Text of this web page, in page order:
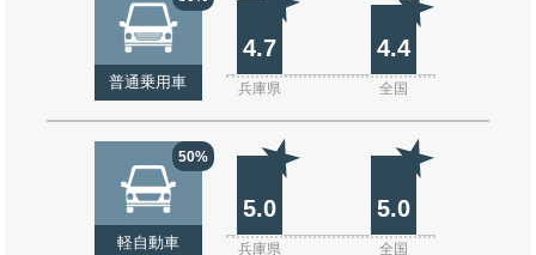
普通乗用車
4.7 4.4
兵庫県 全国
50%
軽自動車
5.0 5.0
兵庫県 全国